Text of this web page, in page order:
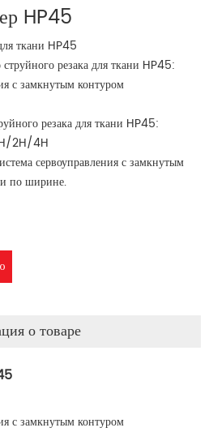
HP45
ткани HP45
резака для ткани HP45:
с замкнутым контуром
резака для ткани HP45:
2H/4H
сервоуправления с замкнутым
по ширине.
165 см/185 см/205 см/225 см
о товаре
с замкнутым контуром